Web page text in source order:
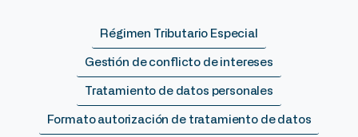
Régimen Tributario Especial
Gestión de conflicto de intereses
Tratamiento de datos personales
Formato autorización de tratamiento de datos